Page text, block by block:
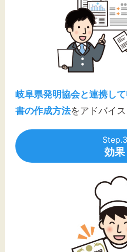
岐阜県発明協会と連携し
書の作成方法をアドバイス
Step.3
効果